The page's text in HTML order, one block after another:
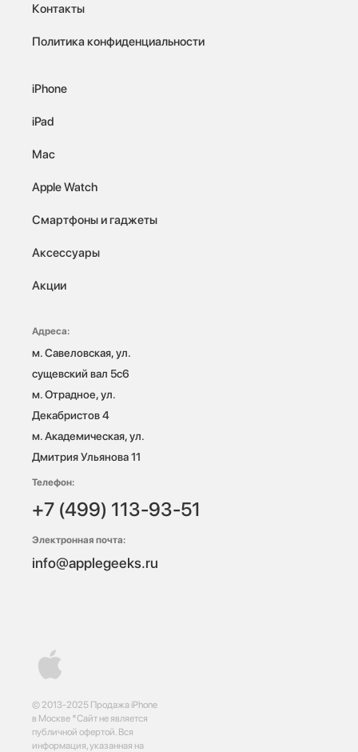
© 2013-2025 Продажа iPhone
в Москве *Сайт не является
публичной офертой. Вся
информация, указанная на
Контакты
Политика конфиденциальности
iPhone
iPad
Mac
Apple Watch
Смартфоны и гаджеты
Аксессуары
Акции
Адреса:
м. Савеловская, ул.
сущевский вал 5с6
м. Отрадное, ул.
Декабристов 4
м. Академическая, ул.
Дмитрия Ульянова 11
Телефон:
+7 (499) 113-93-51
Электронная почта:
info@applegeeks.ru